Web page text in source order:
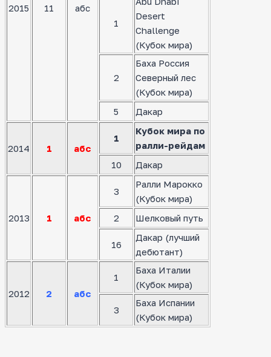
2015 11
абс
1
Desert
Challenge
(Кубок мира)
2
Баха Россия
Северный лес
(Кубок мира)
5
Дакар
2014 1 абс
1
Кубок мира по
ралли-рейдам
10
Дакар
2013 1 абс
3
Ралли Марокко
(Кубок мира)
2
Шелковый путь
16
Дакар (лучший
дебютант)
2012 2 абс
1
Баха Италии
(Кубок мира)
3
Баха Испании
(Кубок мира)